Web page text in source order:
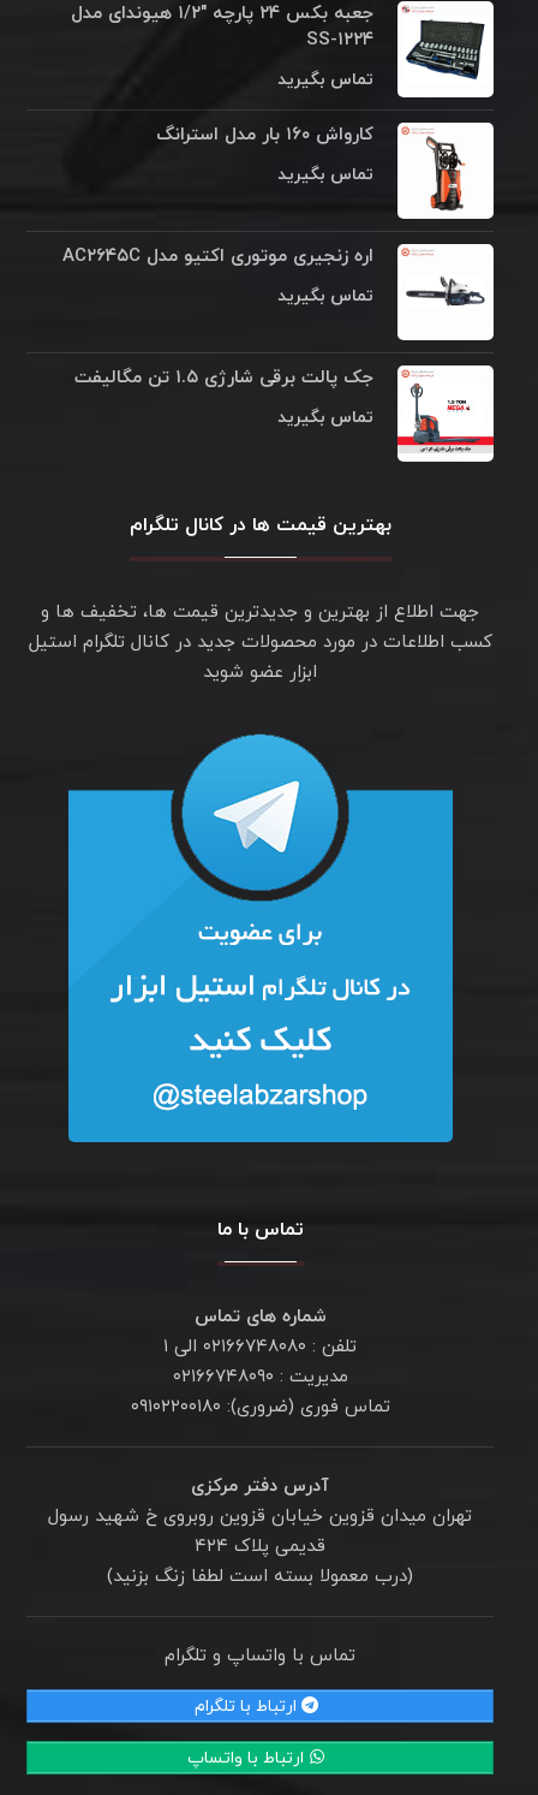
جعبه بکس ۲۴ پارچه "۱/۲ هیوندای مدل
SS-۱۲۲۴
تماس بگیرید
کارواش ۱۶۰ بار مدل استرانگ
تماس بگیرید
اره زنجیری موتوری اکتیو مدل AC۲۶۴۵C
تماس بگیرید
جک پالت برقی شارژی ۱.۵ تن مگالیفت
تماس بگیرید
بهترین قیمت ها در کانال تلگرام
جهت اطلاع از بهترین و جدیدترین قیمت ها، تخفیف ها و
کسب اطلاعات در مورد محصولات جدید در کانال تلگرام استیل
ابزار عضو شوید
تماس با ما
شماره های تماس
تلفن : ۰۲۱۶۶۷۴۸۰۸۰ الی ۱
مدیریت : ۰۲۱۶۶۷۴۸۰۹۰
تماس فوری (ضروری): ۰۹۱۰۲۲۰۰۱۸۰
آدرس دفتر مرکزی
تهران میدان قزوین خیابان قزوین روبروی خ شهید رسول
قدیمی پلاک ۴۲۴
(درب معمولا بسته است لطفا زنگ بزنید)
تماس با واتساپ و تلگرام
ارتباط با تلگرام
ارتباط با واتساپ